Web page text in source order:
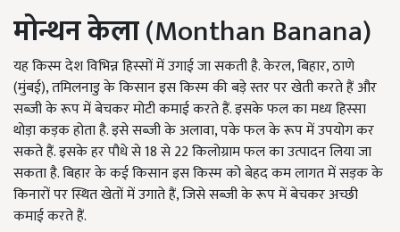
मोन्थनकेला(Monthan Banana)
यह किस्म देश विभिन्न हिस्सों में उगाई जा सकती है. केरल, बिहार, ठाणे
(मुंबई), तमिलनाडु के किसान इस किस्म की बड़े स्तर पर खेती करते हैं और
सब्जी के रूप में बेचकर मोटी कमाई करते हैं. इसके फल का मध्य हिस्सा
थोड़ा कड़क होता है. इसे सब्जी के अलावा, पके फल के रूप में उपयोग कर
सकते हैं. इसके हर पौधे से 18 से 22 किलोग्राम फल का उत्पादन लिया जा
सकता है. बिहार के कई किसान इस किस्म को बेहद कम लागत में सड़क के
किनारों पर स्थित खेतों में उगाते हैं, जिसे सब्जी के रूप में बेचकर अच्छी
कमाई करते हैं.